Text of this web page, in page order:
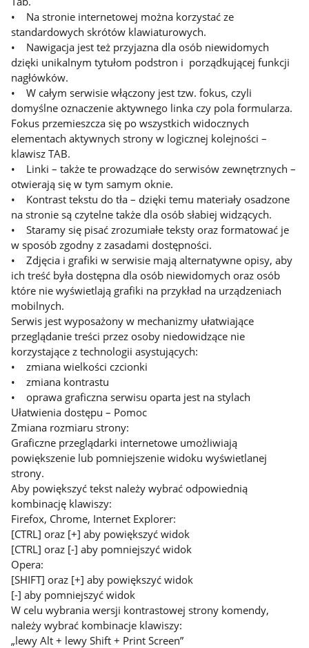
• Na stronie internetowej można korzystać ze
standardowych skrótów klawiaturowych.
• Nawigacja jest też przyjazna dla osób niewidomych
dzięki unikalnym tytułom podstron i porządkującej funkcji
nagłówków.
• W całym serwisie włączony jest tzw. fokus, czyli
domyślne oznaczenie aktywnego linka czy pola formularza.
Fokus przemieszcza się po wszystkich widocznych
elementach aktywnych strony w logicznej kolejności –
klawisz TAB.
• Linki – także te prowadzące do serwisów zewnętrznych –
otwierają się w tym samym oknie.
• Kontrast tekstu do tła – dzięki temu materiały osadzone
na stronie są czytelne także dla osób słabiej widzących.
• Staramy się pisać zrozumiałe teksty oraz formatować je
w sposób zgodny z zasadami dostępności.
• Zdjęcia i grafiki w serwisie mają alternatywne opisy, aby
ich treść była dostępna dla osób niewidomych oraz osób
które nie wyświetlają grafiki na przykład na urządzeniach
mobilnych.
Serwis jest wyposażony w mechanizmy ułatwiające
przeglądanie treści przez osoby niedowidzące nie
korzystające z technologii asystujących:
• zmiana wielkości czcionki
• zmiana kontrastu
• oprawa graficzna serwisu oparta jest na stylach
Ułatwienia dostępu – Pomoc
Zmiana rozmiaru strony:
Graficzne przeglądarki internetowe umożliwiają
powiększenie lub pomniejszenie widoku wyświetlanej
strony.
Aby powiększyć tekst należy wybrać odpowiednią
kombinację klawiszy:
Firefox, Chrome, Internet Explorer:
[CTRL] oraz [+] aby powiększyć widok
[CTRL] oraz [-] aby pomniejszyć widok
Opera:
[SHIFT] oraz [+] aby powiększyć widok
[-] aby pomniejszyć widok
W celu wybrania wersji kontrastowej strony komendy,
należy wybrać kombinacje klawiszy:
„lewy Alt + lewy Shift + Print Screen”